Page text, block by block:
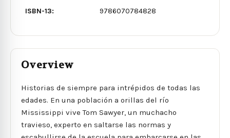
ISBN-13: 9786070784828
Overview
Historias de siempre para intrépidos de todas las
edades. En una población a orillas del río
Mississippi vive Tom Sawyer, un muchacho
travieso, experto en saltarse las normas y